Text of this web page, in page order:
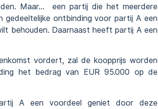
Maar… een partij die het meerdere
ontbinding voor partij A een
behouden. Daarnaast heeft partij A een
vordert, zal de koopprijs worden
het bedrag van EUR 95.000 op de
A een voordeel geniet door deze